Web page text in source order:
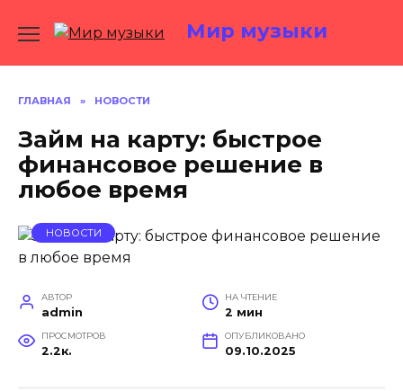
Мир музыки
ГЛАВНАЯ » НОВОСТИ
Займ на карту: быстрое
финансовое решение в
любое время
НОВОСТИ
АВТОР
admin
НА ЧТЕНИЕ
2 мин
ПРОСМОТРОВ
2.2к.
ОПУБЛИКОВАНО
09.10.2025